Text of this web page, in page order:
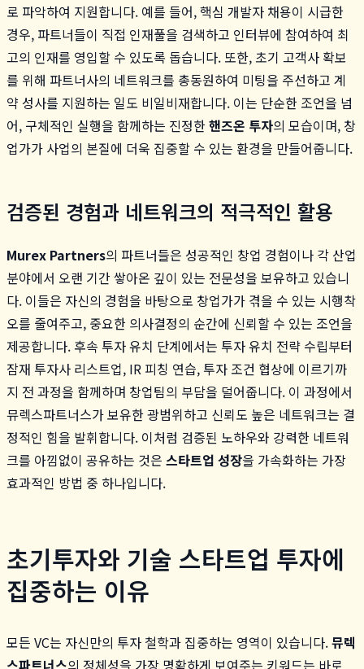
로 파악하여 지원합니다. 예를 들어, 핵심 개발자 채용이 시급한
경우, 파트너들이 직접 인재풀을 검색하고 인터뷰에 참여하여 최
고의 인재를 영입할 수 있도록 돕습니다. 또한, 초기 고객사 확보
를 위해 파트너사의 네트워크를 총동원하여 미팅을 주선하고 계
약 성사를 지원하는 일도 비일비재합니다. 이는 단순한 조언을 넘
어, 구체적인 실행을 함께하는 진정한핸즈온 투자의 모습이며, 창
업가가 사업의 본질에 더욱 집중할 수 있는 환경을 만들어줍니다.
검증된 경험과 네트워크의 적극적인 활용
Murex Partners의 파트너들은 성공적인 창업 경험이나 각 산업
분야에서 오랜 기간 쌓아온 깊이 있는 전문성을 보유하고 있습니
다. 이들은 자신의 경험을 바탕으로 창업가가 겪을 수 있는 시행착
오를 줄여주고, 중요한 의사결정의 순간에 신뢰할 수 있는 조언을
제공합니다. 후속 투자 유치 단계에서는 투자 유치 전략 수립부터
잠재 투자사 리스트업, IR 피칭 연습, 투자 조건 협상에 이르기까
지 전 과정을 함께하며 창업팀의 부담을 덜어줍니다. 이 과정에서
뮤렉스파트너스가 보유한 광범위하고 신뢰도 높은 네트워크는 결
정적인 힘을 발휘합니다. 이처럼 검증된 노하우와 강력한 네트워
크를 아낌없이 공유하는 것은 스타트업 성장을 가속화하는 가장
효과적인 방법 중 하나입니다.
초기투자와 기술 스타트업 투자에
집중하는 이유
모든 VC는 자신만의 투자 철학과 집중하는 영역이 있습니다.뮤렉
스파트너스의 정체성을 가장 명확하게 보여주는 키워드는 바로